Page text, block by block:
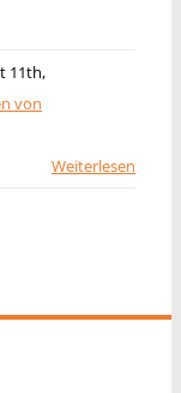
11th,
von
Weiterlesen